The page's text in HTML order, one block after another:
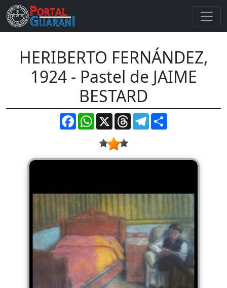
HERIBERTO FERNÁNDEZ,
1924 - Pastel de JAIME
BESTARD
FacebookWhatsApp
X ThreadsTelegram